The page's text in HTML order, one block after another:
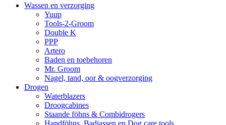
Wassen en verzorging
Yuup
Tools-2-Groom
Double K
PPP
Artero
Baden en toebehoren
Mr. Groom
Nagel, tand, oor & oogverzorging
Drogen
Waterblazers
Droogcabines
Staande föhns & Combidrogers
Handföhns, Badjassen en Dog care tools